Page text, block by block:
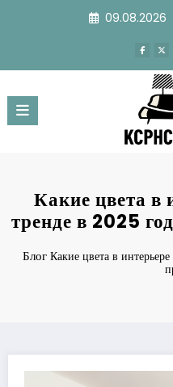
09.08.2026
Какие цвета в
тренде в 2025
Блог Какие цвета в